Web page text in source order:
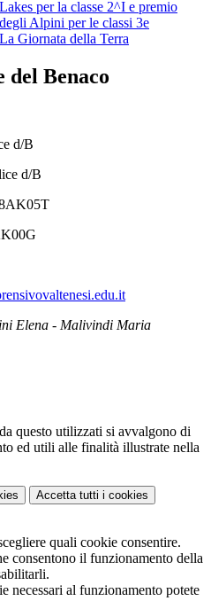
Lakes per la classe 2^I e premio
degli Alpini per le classi 3e
La Giornata della Terra
del Benaco
d/B
d/B
Elena - Malivindi Maria
questo utilizzati si avvalgono di
ed utili alle finalità illustrate nella
Accetta tutti i cookies
quali cookie consentire.
consentono il funzionamento della
necessari al funzionamento potete